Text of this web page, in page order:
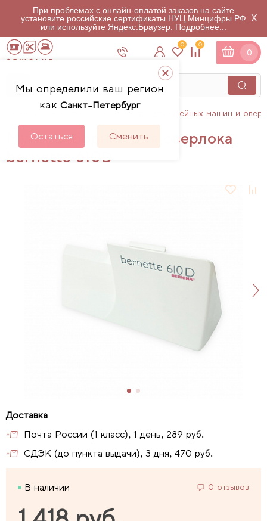
При проблемах с онлайн-оплатой заказов на сайте
установите российские сертификаты НУЦ Минцифры РФ
или используйте Яндекс.Браузер. Подробнее...
X
Мы определили ваш регион
как Санкт-Петербург
Остаться Сменить
0 0
0
Аксессуары для швейных машин и
Мусоросборник для оверлока
bernette 610D
Почта России (1 класс), 1 день, 289 руб.
СДЭК (до пункта выдачи), 3 дня, 470 руб.
В наличии 0 отзывов